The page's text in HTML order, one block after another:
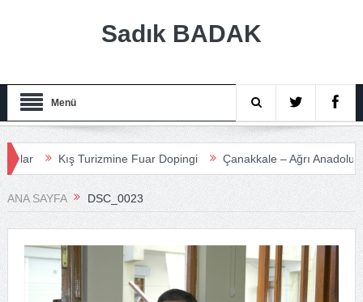
Sadık BADAK
Menü
Kış Turizmine Fuar Dopingi Çanakkale – Ağrı Anadolu
ANA SAYFA DSC_0023